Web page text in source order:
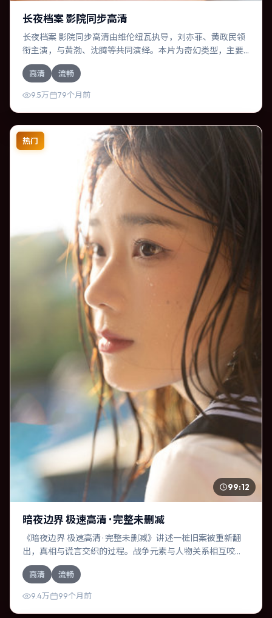
长夜档案 影院同步高清
长夜档案 影院同步高清由维伦纽瓦执导，刘亦菲、黄政民领
衔主演，与黄渤、沈腾等共同演绎。本片为奇幻类型，主要
班底与取景来自加拿大。时间循环困住主角，每一次醒来规
则都在改变。影片整体气质冷峻，节奏紧凑，人物动机清
晰，适合喜欢强情节与细腻表演的观众。
高清 流畅
9.5万 79个月前
热门
99:12
暗夜边界 极速高清 · 完整未删减
《暗夜边界 极速高清 · 完整未删减》讲述一桩旧案被重新翻
出，真相与谎言交织的过程。战争元素与人物关系相互咬
合，孙艺珍、迈克尔·法斯宾德的对手戏尤为出彩。导演温子
仁善于在长镜头中积蓄张力，本片亦在英国实地取景，增强
真实质感。
高清 流畅
9.4万 99个月前